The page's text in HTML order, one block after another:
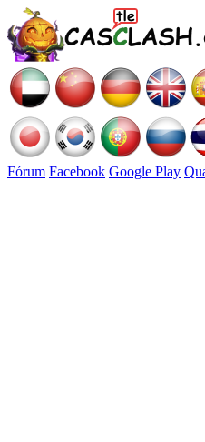
Fórum Facebook Google Play